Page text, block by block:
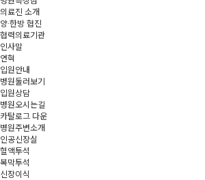
의료진 소개
양·한방 협진
협력의료기관
인사말
연혁
입원안내
병원둘러보기
입원상담
병원오시는길
카탈로그 다운
병원주변소개
인공신장실
혈액투석
복막투석
신장이식